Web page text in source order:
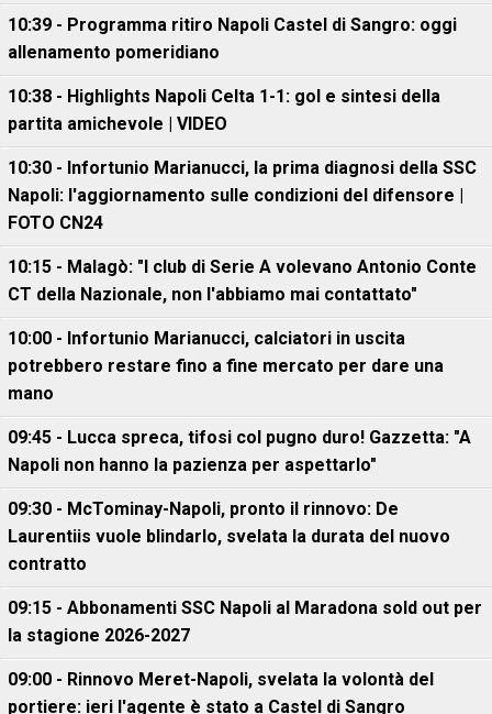
10:39 - Programma ritiro Napoli Castel di Sangro: oggi
allenamento pomeridiano
10:38 - Highlights Napoli Celta 1-1: gol e sintesi della
partita amichevole | VIDEO
10:30 - Infortunio Marianucci, la prima diagnosi della SSC
Napoli: l'aggiornamento sulle condizioni del difensore |
FOTO CN24
10:15 - Malagò: "I club di Serie A volevano Antonio Conte
CT della Nazionale, non l'abbiamo mai contattato"
10:00 - Infortunio Marianucci, calciatori in uscita
potrebbero restare fino a fine mercato per dare una
mano
09:45 - Lucca spreca, tifosi col pugno duro! Gazzetta: "A
Napoli non hanno la pazienza per aspettarlo"
09:30 - McTominay-Napoli, pronto il rinnovo: De
Laurentiis vuole blindarlo, svelata la durata del nuovo
contratto
09:15 - Abbonamenti SSC Napoli al Maradona sold out per
la stagione 2026-2027
09:00 - Rinnovo Meret-Napoli, svelata la volontà del
portiere: ieri l'agente è stato a Castel di Sangro